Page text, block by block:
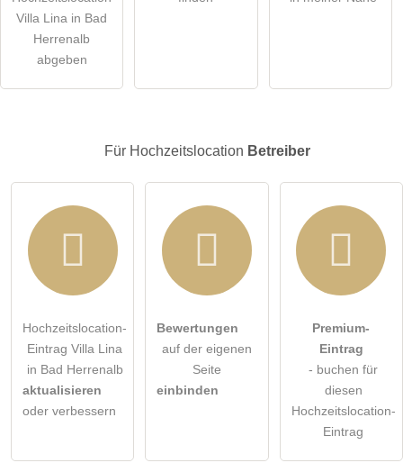
öffentliche Frage stellen
Hinweis:Bitte beachten Sie, öffentliche Fragen sind
Besucher sichtbar
.
Villa Lina in Bad
Herrenalb
abgeben
Für Hochzeitslocation Betreiber
Hochzeitslocation-
Eintrag Villa Lina
in Bad Herrenalb
aktualisieren
oder verbessern
Bewertungen
auf der eigenen
Seite
einbinden
Premium-
Eintrag
- buchen für
diesen
Hochzeitslocation-
Eintrag